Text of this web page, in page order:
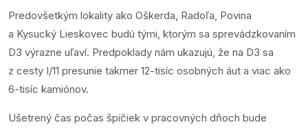
Predovšetkým lokality ako Oškerda, Radoľa, Povina
a Kysucký Lieskovec budú tými, ktorým sa sprevádzkovaním
D3 výrazne uľaví. Predpoklady nám ukazujú, že na D3 sa
z cesty I/11 presunie takmer 12-tisíc osobných áut a viac ako
6-tisíc kamiónov.
Ušetrený čas počas špičiek v pracovných dňoch bude